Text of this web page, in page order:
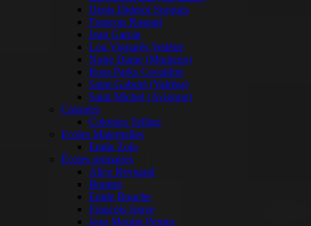
Denis Diderot Sorgues
François Raspail
Jean Garcin
Lou Vignarès Vedène
Notre Dame (Monteux)
Rosa Parks Cavaillon
Saint-Gabriel (Valréas)
Saint Michel (Avignon)
Colonies
Colonies Telligo
Ecoles Maternelles
Emile Zola
Écoles primaires
Alice Reynaud
Brantes
Emile Bouche
François Jouve
Jean Moulin Pernes